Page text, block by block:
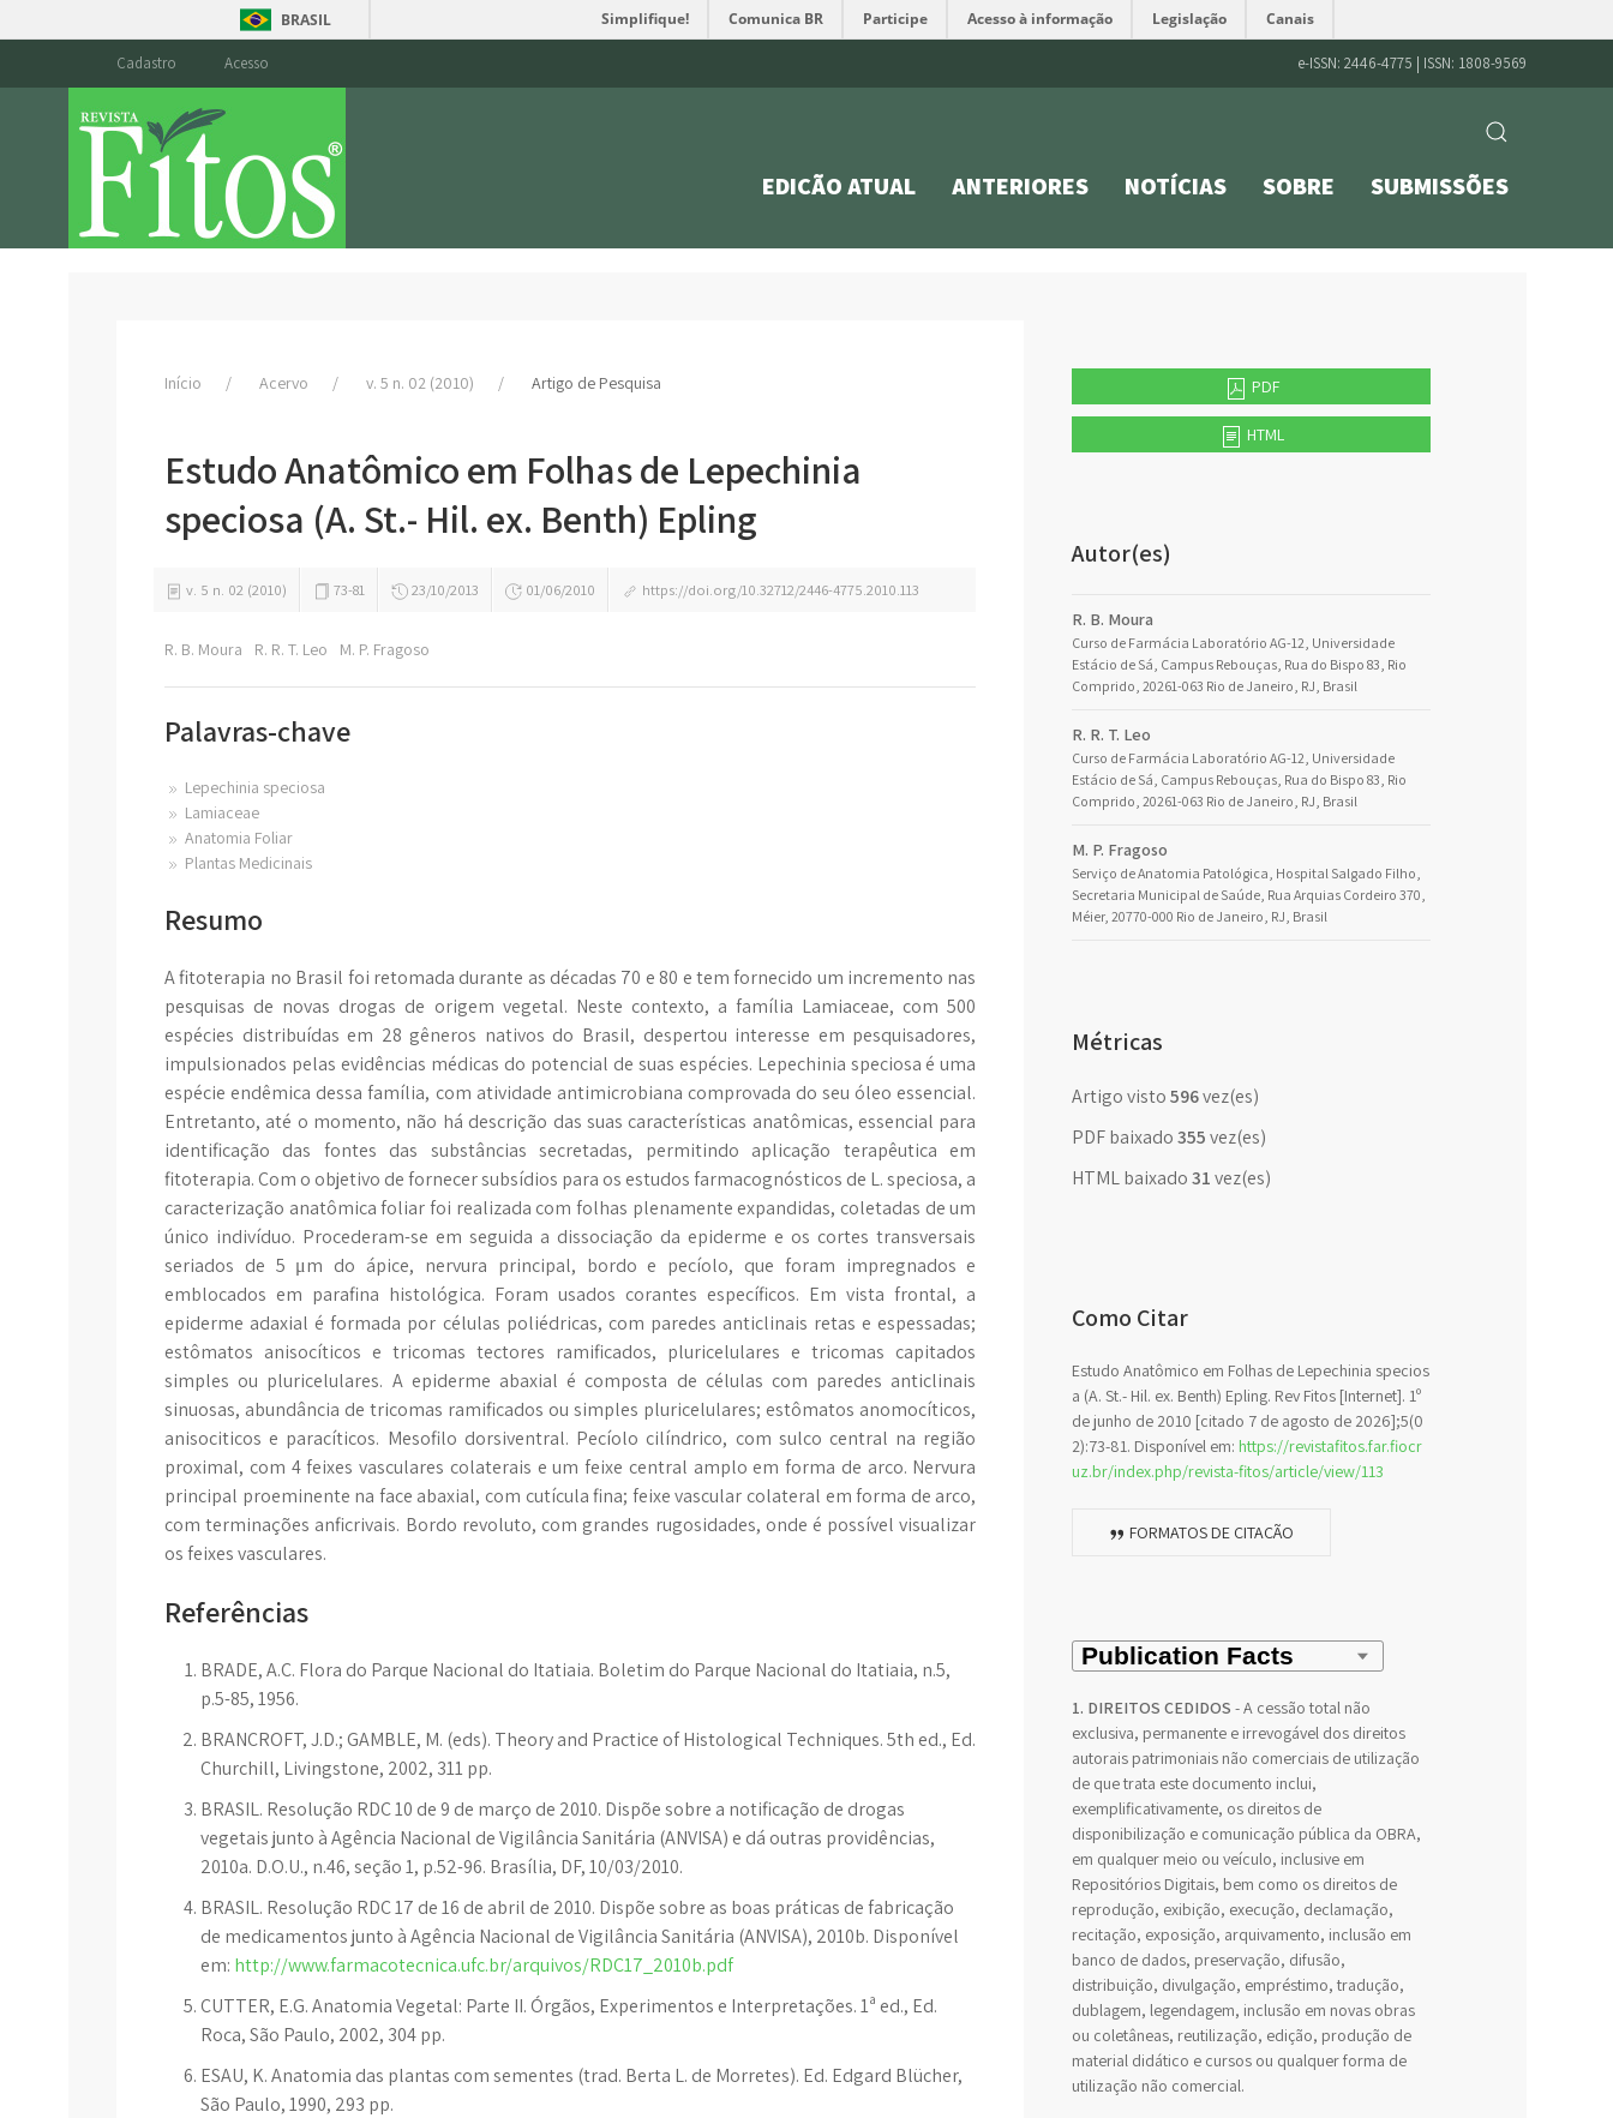
BRASIL Simplifique! Comunica BR Participe Acesso à informação Legislação Canais
Cadastro Acesso e-ISSN: 2446-4775 | ISSN: 1808-9569
EDIÇÃO ATUAL ANTERIORES NOTÍCIAS SOBRE SUBMISSÕES
Início Acervo v. 5 n. 02 (2010) Artigo de Pesquisa
Estudo Anatômico em Folhas de Lepechinia
speciosa (A. St.- Hil. ex. Benth) Epling
v. 5 n. 02 (2010) 73-81 23/10/2013 01/06/2010 https://doi.org/10.32712/2446-4775.2010.113
R. B. Moura R. R. T. Leo M. P. Fragoso
Palavras-chave
Lepechinia speciosa
Lamiaceae
Anatomia Foliar
Plantas Medicinais
Resumo
A fitoterapia no Brasil foi retomada durante as décadas 70 e 80 e tem fornecido um incremento nas
pesquisas de novas drogas de origem vegetal. Neste contexto, a família Lamiaceae, com 500
espécies distribuídas em 28 gêneros nativos do Brasil, despertou interesse em pesquisadores,
impulsionados pelas evidências médicas do potencial de suas espécies. Lepechinia speciosa é uma
espécie endêmica dessa família, com atividade antimicrobiana comprovada do seu óleo essencial.
Entretanto, até o momento, não há descrição das suas características anatômicas, essencial para
identificação das fontes das substâncias secretadas, permitindo aplicação terapêutica em
fitoterapia. Com o objetivo de fornecer subsídios para os estudos farmacognósticos de L. speciosa, a
caracterização anatômica foliar foi realizada com folhas plenamente expandidas, coletadas de um
único indivíduo. Procederam-se em seguida a dissociação da epiderme e os cortes transversais
seriados de 5 μm do ápice, nervura principal, bordo e pecíolo, que foram impregnados e
emblocados em parafina histológica. Foram usados corantes específicos. Em vista frontal, a
epiderme adaxial é formada por células poliédricas, com paredes anticlinais retas e espessadas;
estômatos anisocíticos e tricomas tectores ramificados, pluricelulares e tricomas capitados
simples ou pluricelulares. A epiderme abaxial é composta de células com paredes anticlinais
sinuosas, abundância de tricomas ramificados ou simples pluricelulares; estômatos anomocíticos,
anisociticos e paracíticos. Mesofilo dorsiventral. Pecíolo cilíndrico, com sulco central na região
proximal, com 4 feixes vasculares colaterais e um feixe central amplo em forma de arco. Nervura
principal proeminente na face abaxial, com cutícula fina; feixe vascular colateral em forma de arco,
com terminações anficrivais. Bordo revoluto, com grandes rugosidades, onde é possível visualizar
os feixes vasculares.
Referências
BRADE, A.C. Flora do Parque Nacional do Itatiaia. Boletim do Parque Nacional do Itatiaia, n.5,
p.5-85, 1956.
BRANCROFT, J.D.; GAMBLE, M. (eds). Theory and Practice of Histological Techniques. 5th ed., Ed.
Churchill, Livingstone, 2002, 311 pp.
BRASIL. Resolução RDC 10 de 9 de março de 2010. Dispõe sobre a notificação de drogas
vegetais junto à Agência Nacional de Vigilância Sanitária (ANVISA) e dá outras providências,
2010a. D.O.U., n.46, seção 1, p.52-96. Brasília, DF, 10/03/2010.
BRASIL. Resolução RDC 17 de 16 de abril de 2010. Dispõe sobre as boas práticas de fabricação
de medicamentos junto à Agência Nacional de Vigilância Sanitária (ANVISA), 2010b. Disponível
em: http://www.farmacotecnica.ufc.br/arquivos/RDC17_2010b.pdf
CUTTER, E.G. Anatomia Vegetal: Parte II. Órgãos, Experimentos e Interpretações. 1ª ed., Ed.
Roca, São Paulo, 2002, 304 pp.
ESAU, K. Anatomia das plantas com sementes (trad. Berta L. de Morretes). Ed. Edgard Blücher,
São Paulo, 1990, 293 pp.
PDF
HTML
Autor(es)
R. B. Moura
Curso de Farmácia Laboratório AG-12, Universidade
Estácio de Sá, Campus Rebouças, Rua do Bispo 83, Rio
Comprido, 20261-063 Rio de Janeiro, RJ, Brasil
R. R. T. Leo
Curso de Farmácia Laboratório AG-12, Universidade
Estácio de Sá, Campus Rebouças, Rua do Bispo 83, Rio
Comprido, 20261-063 Rio de Janeiro, RJ, Brasil
M. P. Fragoso
Serviço de Anatomia Patológica, Hospital Salgado Filho,
Secretaria Municipal de Saúde, Rua Arquias Cordeiro 370,
Méier, 20770-000 Rio de Janeiro, RJ, Brasil
Métricas
Artigo visto596vez(es)
PDF baixado 355vez(es)
HTML baixado 31vez(es)
Como Citar
Estudo Anatômico em Folhas de Lepechinia specios
a (A. St.- Hil. ex. Benth) Epling. Rev Fitos [Internet]. 1º
de junho de 2010 [citado 7 de agosto de 2026];5(0
2):73-81. Disponível em: https://revistafitos.far.fiocr
uz.br/index.php/revista-fitos/article/view/113
FORMATOS DE CITAÇÃO
1. DIREITOS CEDIDOS - A cessão total não
exclusiva, permanente e irrevogável dos direitos
autorais patrimoniais não comerciais de utilização
de que trata este documento inclui,
exemplificativamente, os direitos de
disponibilização e comunicação pública da OBRA,
em qualquer meio ou veículo, inclusive em
Repositórios Digitais, bem como os direitos de
reprodução, exibição, execução, declamação,
recitação, exposição, arquivamento, inclusão em
banco de dados, preservação, difusão,
distribuição, divulgação, empréstimo, tradução,
dublagem, legendagem, inclusão em novas obras
ou coletâneas, reutilização, edição, produção de
material didático e cursos ou qualquer forma de
utilização não comercial.